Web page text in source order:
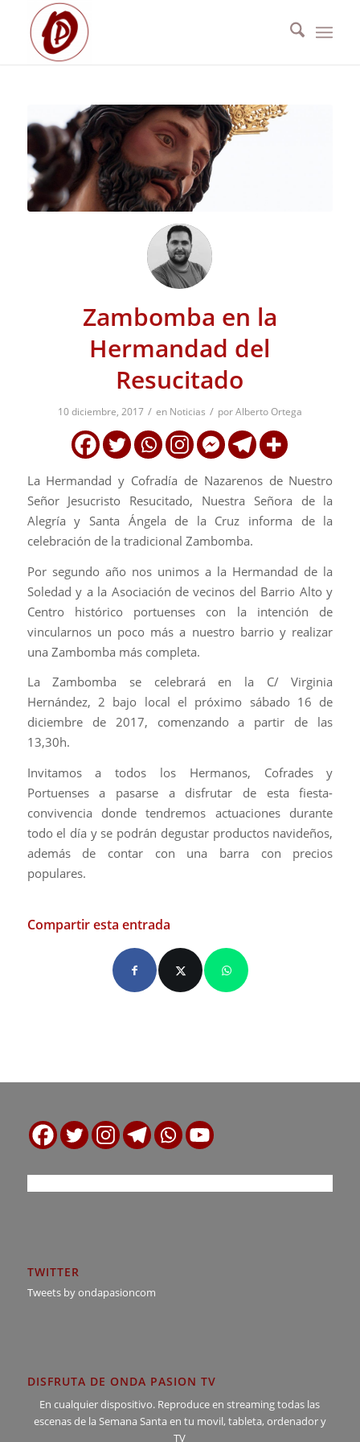
Zambomba en la
Hermandad del
Resucitado
10 diciembre, 2017 / en Noticias / porAlberto Ortega
La Hermandad y Cofradía de Nazarenos de Nuestro
Señor Jesucristo Resucitado, Nuestra Señora de la
Alegría y Santa Ángela de la Cruz informa de la
celebración de la tradicional Zambomba.
Por segundo año nos unimos a la Hermandad de la
Soledad y a la Asociación de vecinos del Barrio Alto y
Centro histórico portuenses con la intención de
vincularnos un poco más a nuestro barrio y realizar
una Zambomba más completa.
La Zambomba se celebrará en la C/ Virginia
Hernández, 2 bajo local el próximo sábado 16 de
diciembre de 2017, comenzando a partir de las
13,30h.
Invitamos a todos los Hermanos, Cofrades y
Portuenses a pasarse a disfrutar de esta fiesta-
convivencia donde tendremos actuaciones durante
todo el día y se podrán degustar productos navideños,
además de contar con una barra con precios
populares.
Compartir esta entrada
TWITTER
Tweets by ondapasioncom
DISFRUTA DE ONDA PASION TV
En cualquier dispositivo. Reproduce en streaming todas las
escenas de la Semana Santa en tu movil, tableta, ordenador y
TV